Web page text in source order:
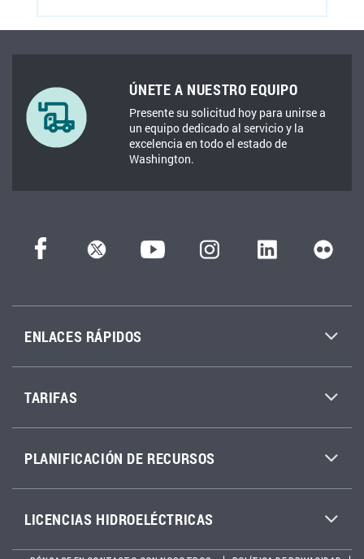
ÚNETE A NUESTRO EQUIPO
Presente su solicitud hoy para unirse a
un equipo dedicado al servicio y la
excelencia en todo el estado de
Washington.
ENLACES RÁPIDOS
TARIFAS
PLANIFICACIÓN DE RECURSOS
LICENCIAS HIDROELÉCTRICAS